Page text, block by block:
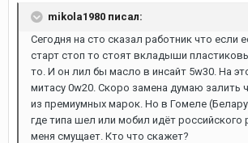
mikola1980 писал:
Сегодня на сто сказал работник что если
старт стоп то стоят вкладыши
то. И он лил бы масло в инсайт 5w30. На
митасу 0w20. Скоро замена думаю залить
из премиумных марок. Но в Гомеле
где типа шел или мобил идёт российского
меня смущает. Кто что скажет?